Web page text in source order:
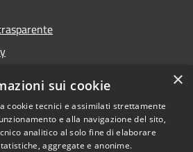
×
sui cookie
cookie tecnici e assimilati strettamente
e alla navigazione del sito,
analitico al solo fine di elaborare
aggregate e anonime.